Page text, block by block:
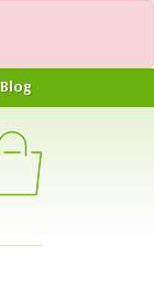
Blog